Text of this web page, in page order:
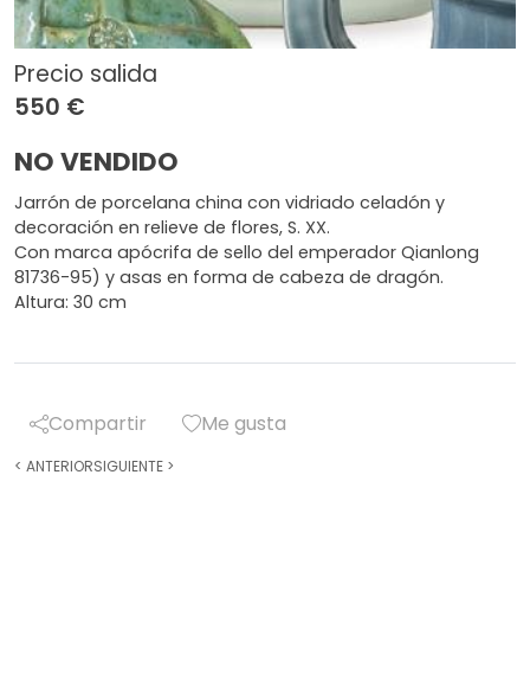
Precio salida
550 €
NO VENDIDO
Jarrón de porcelana china con vidriado celadón y
decoración en relieve de flores, S. XX.
Con marca apócrifa de sello del emperador Qianlong
81736-95) y asas en forma de cabeza de dragón.
Altura: 30 cm
Compartir Me gusta
< ANTERIORSIGUIENTE >